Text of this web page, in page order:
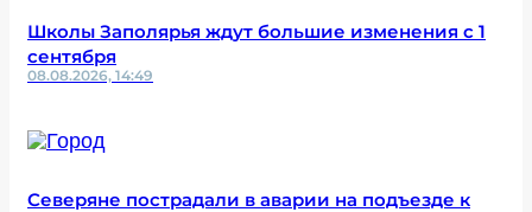
Школы Заполярья ждут большие изменения с 1
сентября
08.08.2026, 14:49
Северяне пострадали в аварии на подъезде к